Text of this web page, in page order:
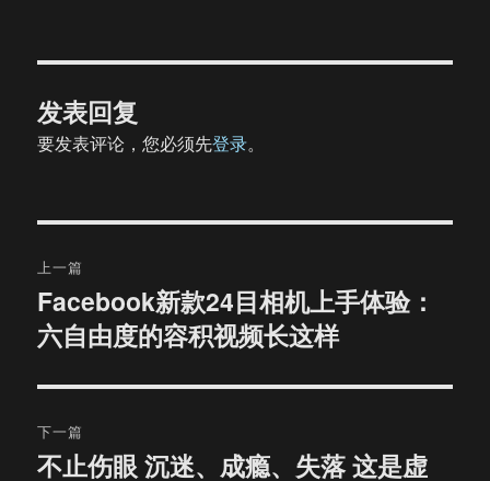
发表回复
要发表评论，您必须先登录。
章
导
航
上一篇
上
篇
章：
Facebook新款24目相机上手体验：
六自由度的容积视频长这样
下一篇
下
不止伤眼 沉迷、成瘾、失落 这是虚